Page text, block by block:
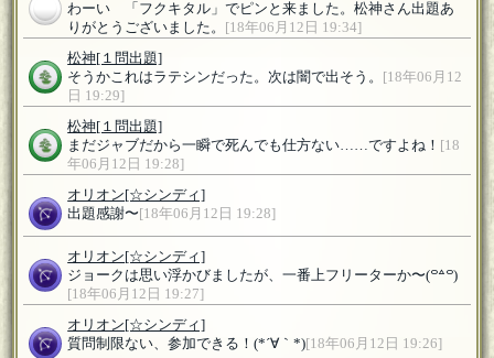
わーい 「フクキタル」でピンと来ました。松神さん出題あ
りがとうございました。
[18年06月12日 19:34]
松神 [１問出題]
そうかこれはラテシンだった。次は闇で出そう。
[18年06月12
日 19:29]
松神 [１問出題]
まだジャブだから一瞬で死んでも仕方ない……ですよね！ [18
年06月12日 19:28]
オリオン [☆シンディ]
出題感謝〜 [18年06月12日 19:28]
オリオン [☆シンディ]
ジョークは思い浮かびましたが、一番上フリーターか〜(꒪꒫꒪)
[18年06月12日 19:27]
オリオン [☆シンディ]
質問制限ない、参加できる！(*´∀｀*)[18年06月12日 19:26]